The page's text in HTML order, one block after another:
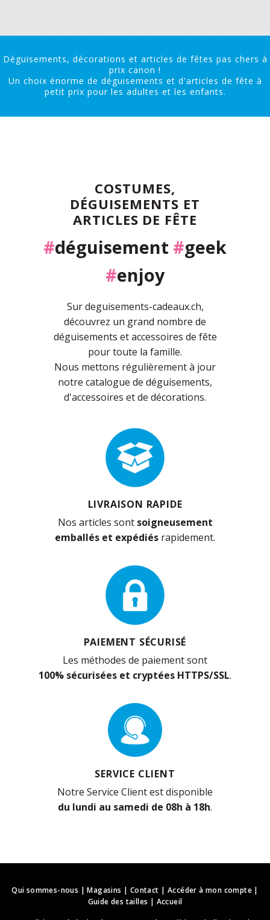
Déguisements, décorations et articles de fêtes pas chers à
prix canon !
Un choix énorme de déguisements et d'articles de fête à
petit prix pour les adultes et les enfants.
COSTUMES,
DÉGUISEMENTS ET
ARTICLES DE FÊTE
#déguisement #geek
#enjoy
Sur deguisements-cadeaux.ch,
découvrez un grand nombre de
déguisements et accessoires de fête
pour toute la famille.
Nous mettons régulièrement à jour
notre catalogue de déguisements,
d'accessoires et de décorations.
LIVRAISON RAPIDE
Nos articles sont soigneusement
emballés et expédiés rapidement.
PAIEMENT SÉCURISÉ
Les méthodes de paiement sont
100% sécurisées et cryptées HTTPS/SSL.
SERVICE CLIENT
Notre Service Client est disponible
du lundi au samedi de 08h à 18h.
Qui sommes-nous |Magasins | Contact | Accéder à mon compte|
Guide des tailles | Accueil